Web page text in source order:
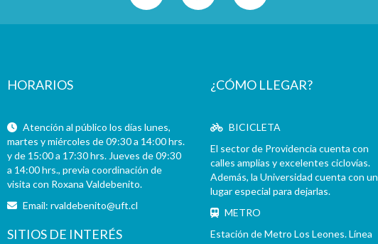
HORARIOS
Atención al público los días lunes,
martes y miércoles de 09:30 a 14:00 hrs.
y de 15:00 a 17:30 hrs. Jueves de 09:30
a 14:00 hrs., previa coordinación de
visita con Roxana Valdebenito.
Email:rvaldebenito@uft.cl
SITIOS DE INTERÉS
¿CÓMO LLEGAR?
BICICLETA
El sector de Providencia cuenta con
calles amplias y excelentes ciclovías.
Además, la Universidad cuenta con un
lugar especial para dejarlas.
METRO
Estación de Metro Los Leones. Línea